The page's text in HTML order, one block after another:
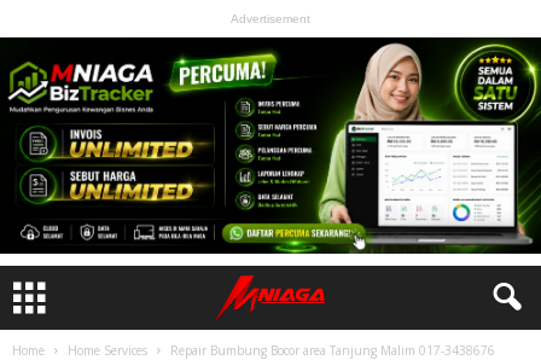
Advertisement
Home Home Services Repair Bumbung Bocor area Tanjung Malim 017-3438676